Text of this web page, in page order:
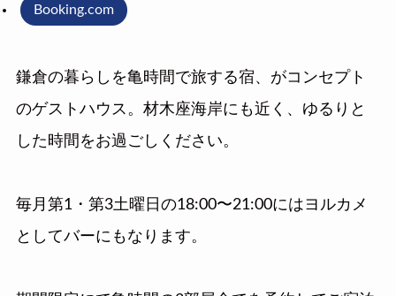
Booking.com
鎌倉の暮らしを亀時間で旅する宿、がコンセプト
のゲストハウス。材木座海岸にも近く、ゆるりと
した時間をお過ごしください。
毎月第1・第3土曜日の18:00〜21:00にはヨルカメ
としてバーにもなります。